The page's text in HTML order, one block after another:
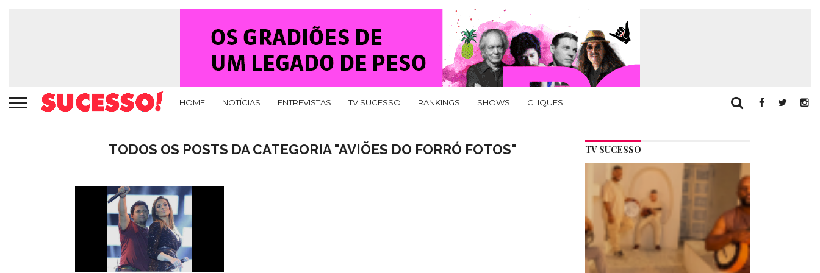
HOME NOTÍCIAS ENTREVISTAS TV SUCESSO RANKINGS SHOWS CLIQUES
TODOS OS POSTS DA CATEGORIA "AVIÕES DO FORRÓ FOTOS" TV SUCESSO